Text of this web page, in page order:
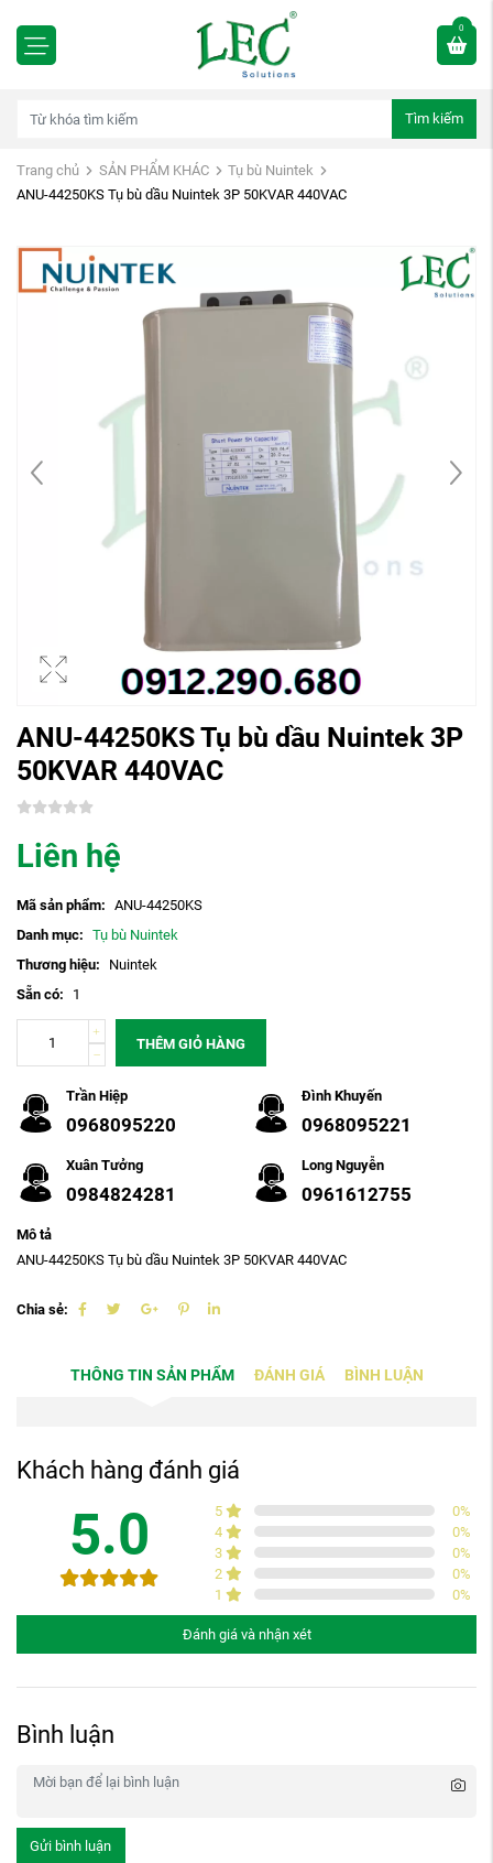
0
Tìm kiếm
Trang chủ SẢN PHẨM KHÁC
Tụ bù Nuintek
ANU-44250KS Tụ bù dầu Nuintek 3P 50KVAR 440VAC
ANU-44250KS Tụ bù dầu Nuintek 3P
50KVAR 440VAC
Liên hệ
Mã sản phẩm: ANU-44250KS
Danh mục: Tụ bù Nuintek
Thương hiệu:
Nuintek
Sẵn có:
1
THÊM GIỎ HÀNG
Trần Hiệp
0968095220
Đình Khuyến
0968095221
Xuân Tưởng
0984824281
Long Nguyễn
0961612755
Mô tả
ANU-44250KS Tụ bù dầu Nuintek 3P 50KVAR 440VAC
Chia sẻ:
THÔNG TIN SẢN PHẨM ĐÁNH GIÁ BÌNH LUẬN
Khách hàng đánh giá
5.0 5 0%
4
0%
3
0%
2
0%
1
0%
Đánh giá và nhận xét
Bình luận
Gửi bình luận